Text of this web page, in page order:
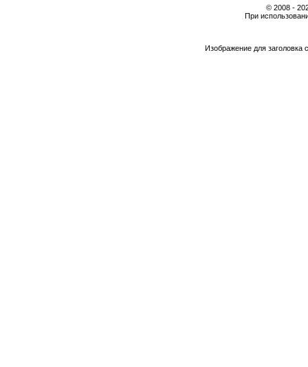
© 2008 -
При
Изображение для